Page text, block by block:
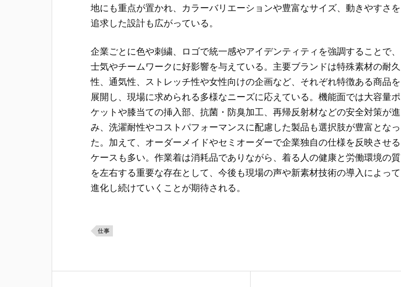
地にも重点が置かれ、カラーバリエーションや豊富なサイズ、動きやすさを
追求した設計も広がっている。
企業ごとに色や刺繍、ロゴで統一感やアイデンティティを強調することで、
士気やチームワークに好影響を与えている。主要ブランドは特殊素材の耐久
性、通気性、ストレッチ性や女性向けの企画など、それぞれ特徴ある商品を
展開し、現場に求められる多様なニーズに応えている。機能面では大容量ポ
ケットや膝当ての挿入部、抗菌・防臭加工、再帰反射材などの安全対策が進
み、洗濯耐性やコストパフォーマンスに配慮した製品も選択肢が豊富となっ
た。加えて、オーダーメイドやセミオーダーで企業独自の仕様を反映させる
ケースも多い。作業着は消耗品でありながら、着る人の健康と労働環境の質
を左右する重要な存在として、今後も現場の声や新素材技術の導入によって
進化し続けていくことが期待される。
仕事